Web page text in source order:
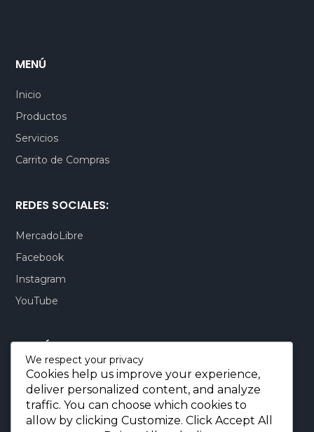
MENÚ
Inicio
Productos
Servicios
Carrito de Compras
REDES SOCIALES:
MercadoLibre
Facebook
Instagram
YouTube
CONTÁCTENOS:
Quito-Ecuador:+593 99 803 7777
Llamadas: +593 99 803 7777
Miami-USA: +1 (872) 295 6069
We respect your privacy
Cookies help us improve your experience,
deliver personalized content, and analyze
traffic. You can choose which cookies to
allow by clicking Customize. Click Accept All